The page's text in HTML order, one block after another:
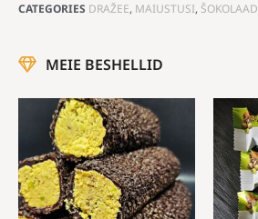
CATEGORIES DRAŽEE, MAIUSTUSI, ŠOKOLAAD
MEIE BESHELLID